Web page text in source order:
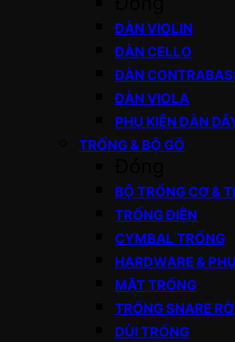
ĐÀN VIOLIN
ĐÀN CELLO
ĐÀN
ĐÀN VIOLA
PHỤ KIỆN ĐÀN
TRỐNG & BỘ GÕ
BỘ TRỐNG CƠ &
TRỐNG ĐIỆN
CYMBAL TRỐNG
HARDWARE &
MẶT TRỐNG
TRỐNG SNARE
DÙI TRỐNG